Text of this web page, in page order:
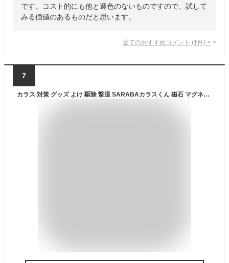
です。コスト的にも他と遜色のないものですので、試して
みる価値のあるものだと思います。
全てのおすすめコメント (1 件) >
7
カラス 対策 グッズ よけ 駆除 撃退 SARABAカラスくん 磁石 マグネットシート Big Eye ビッグアイ 5枚セット 車 ベランダ ゴミ ボックス ネットに